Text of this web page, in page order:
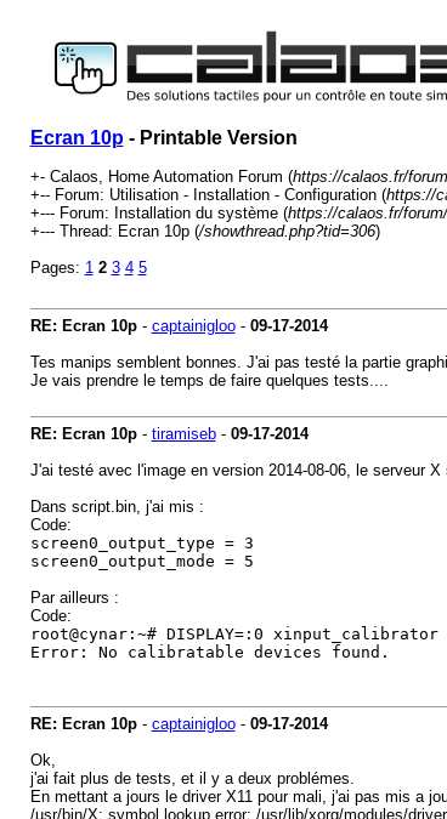
Ecran 10p- Printable Version
+- Calaos, Home Automation Forum (https://calaos.fr/forum
+-- Forum: Utilisation - Installation - Configuration (https://
+--- Forum: Installation du système (https://calaos.fr/
+--- Thread: Ecran 10p (/showthread.php?tid=306)
Pages: 1 2 3 4 5
RE: Ecran 10p- captainigloo- 09-17-2014
Tes manips semblent bonnes. J'ai pas testé la partie
Je vais prendre le temps de faire quelques tests....
RE: Ecran 10p- tiramiseb- 09-17-2014
J'ai testé avec l'image en version 2014-08-06, le serveur
Dans script.bin, j'ai mis :
Code:
screen0_output_type = 3
screen0_output_mode = 5
Par ailleurs :
Code:
root@cynar:~# DISPLAY=:0 xinput_calibrator
Error: No calibratable devices found.
RE: Ecran 10p- captainigloo- 09-17-2014
Ok,
j'ai fait plus de tests, et il y a deux problémes.
En mettant a jours le driver X11 pour mali, j'ai pas mis a
/usr/bin/X: symbol lookup error: /usr/lib/xorg/modules/